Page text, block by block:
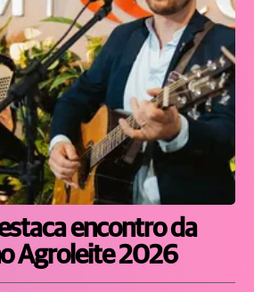
encontro da
Agroleite 2026